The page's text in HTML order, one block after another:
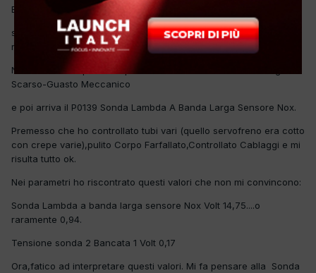
Buongiorno,
sto seguendo questa Polo da qualche settimana per gli errori
riportati nel titolo.
Normalmente si presenta prima il P1033 Trasduttore Nox-Segnale
Scarso-Guasto Meccanico
e poi arriva il P0139 Sonda Lambda A Banda Larga Sensore Nox.
Premesso che ho controllato tubi vari (quello servofreno era cotto
con crepe varie),pulito Corpo Farfallato,Controllato Cablaggi e mi
risulta tutto ok.
Nei parametri ho riscontrato questi valori che non mi convincono:
Sonda Lambda a banda larga sensore Nox Volt 14,75....o
raramente 0,94.
Tensione sonda 2 Bancata 1 Volt 0,17
Ora,fatico ad interpretare questi valori. Mi fa pensare alla Sonda